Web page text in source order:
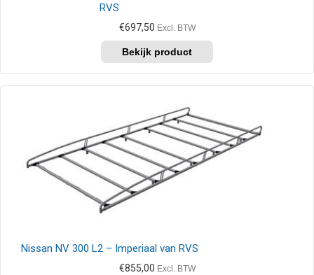
RVS
€697,50 Excl. BTW
Nissan NV 300 L2 – Imperiaal van RVS
€855,00 Excl. BTW